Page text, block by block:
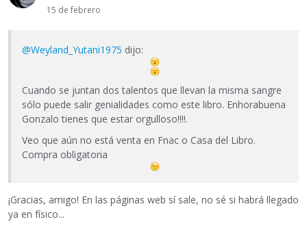
15 de febrero
@Weyland_Yutani1975 dijo:
Cuando se juntan dos talentos que llevan la misma sangre
sólo puede salir genialidades como este libro. Enhorabuena
Gonzalo tienes que estar orgulloso!!!!.
Veo que aún no está venta en Fnac o Casa del Libro.
Compra obligatoria
¡Gracias, amigo! En las páginas web sí sale, no sé si habrá llegado
ya en físico...